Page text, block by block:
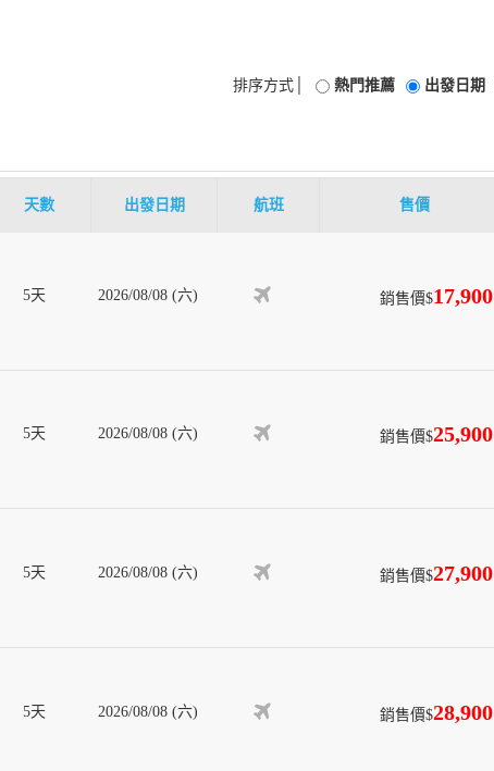
排序方式│ 熱門推薦 出發日期
天數 出發日期 航班 售價
5天 2026/08/08 (六) 銷售價$17,900
5天 2026/08/08 (六) 銷售價$25,900
5天 2026/08/08 (六) 銷售價$27,900
5天 2026/08/08 (六) 銷售價$28,900